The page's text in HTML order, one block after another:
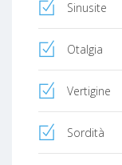
Sinusite
Otalgia
Vertigine
Sordità